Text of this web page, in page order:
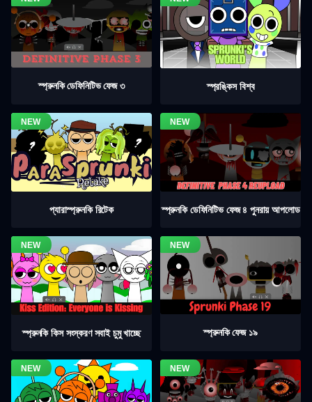
স্প্রুনকি ডেফিনিটিভ ফেজ ৩ স্প্রঙ্কিস বিশ্ব
প্যারাস্প্রুনকি রিটেক স্প্রুনকি ডেফিনিটিভ ফেজ ৪ পুনরায় আপলোড
স্প্রুনকি কিস সংস্করণ সবাই চুমু খাচ্ছে স্প্রুনকি ফেজ ১৯